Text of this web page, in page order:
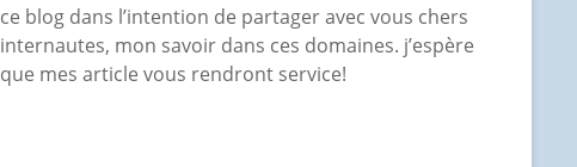
ce blog dans l’intention de partager avec vous chers
internautes, mon savoir dans ces domaines. j’espère
que mes article vous rendront service!